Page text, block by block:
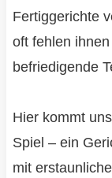
Fertiggerichte
oft fehlen
befriedigende
Hier kommt
Spiel – ein
mit